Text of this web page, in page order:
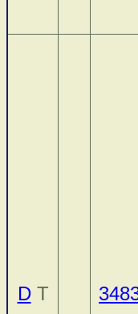
DT